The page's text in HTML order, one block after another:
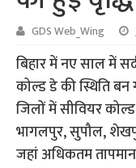
GDS Web_Wing
बिहार में नए साल में
कोल्ड डे की स्थिति
जिलों में सीवियर
भागलपुर, सुपौल,
जहां अधिकतम